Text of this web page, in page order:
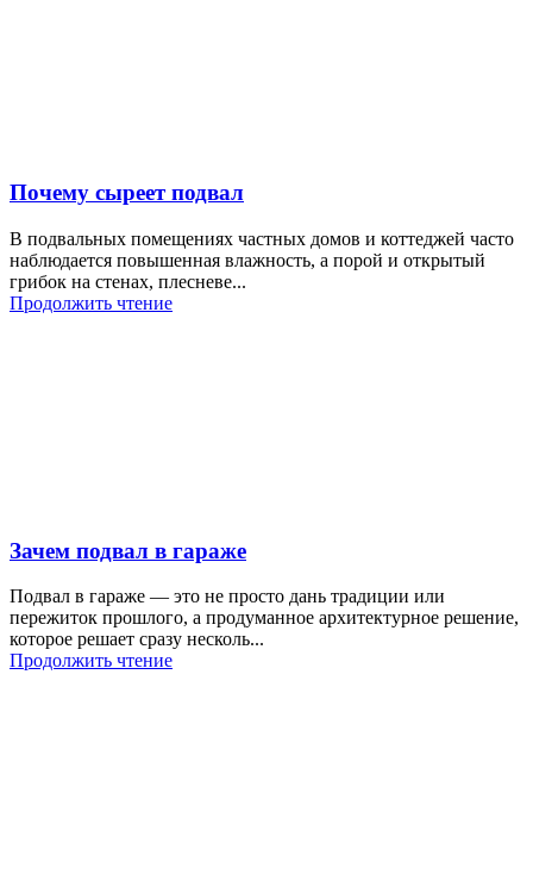
Почему сыреет подвал
В подвальных помещениях частных домов и коттеджей часто
наблюдается повышенная влажность, а порой и открытый
грибок на стенах, плесневе...
Продолжить чтение
Зачем подвал в гараже
Подвал в гараже — это не просто дань традиции или
пережиток прошлого, а продуманное архитектурное решение,
которое решает сразу несколь...
Продолжить чтение